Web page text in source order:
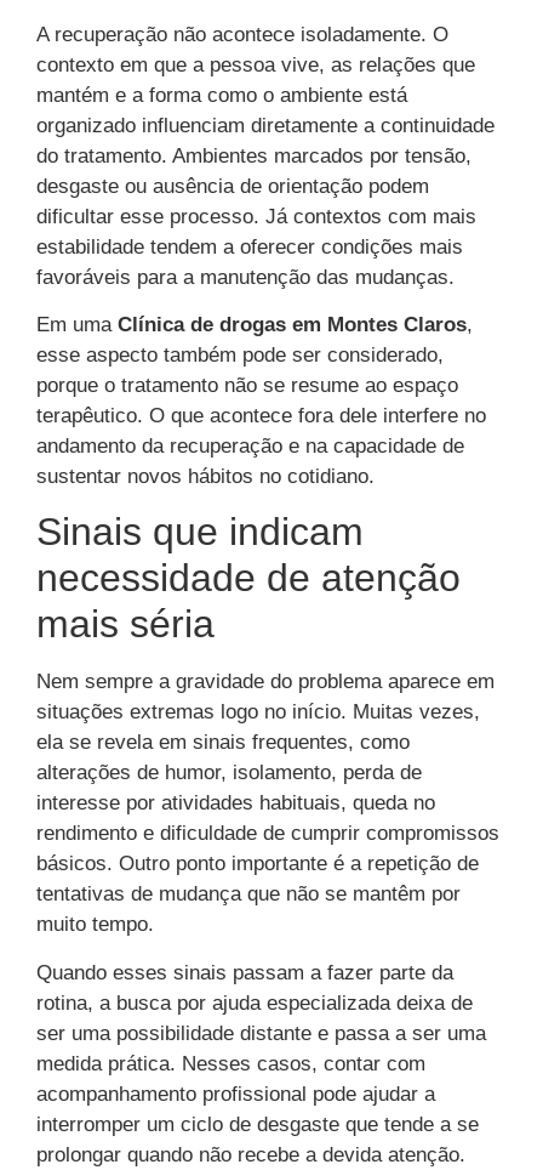
A recuperação não acontece isoladamente. O
contexto em que a pessoa vive, as relações que
mantém e a forma como o ambiente está
organizado influenciam diretamente a continuidade
do tratamento. Ambientes marcados por tensão,
desgaste ou ausência de orientação podem
dificultar esse processo. Já contextos com mais
estabilidade tendem a oferecer condições mais
favoráveis para a manutenção das mudanças.
Em uma Clínica de drogas em Montes Claros,
esse aspecto também pode ser considerado,
porque o tratamento não se resume ao espaço
terapêutico. O que acontece fora dele interfere no
andamento da recuperação e na capacidade de
sustentar novos hábitos no cotidiano.
Sinais que indicam
necessidade de atenção
mais séria
Nem sempre a gravidade do problema aparece em
situações extremas logo no início. Muitas vezes,
ela se revela em sinais frequentes, como
alterações de humor, isolamento, perda de
interesse por atividades habituais, queda no
rendimento e dificuldade de cumprir compromissos
básicos. Outro ponto importante é a repetição de
tentativas de mudança que não se mantêm por
muito tempo.
Quando esses sinais passam a fazer parte da
rotina, a busca por ajuda especializada deixa de
ser uma possibilidade distante e passa a ser uma
medida prática. Nesses casos, contar com
acompanhamento profissional pode ajudar a
interromper um ciclo de desgaste que tende a se
prolongar quando não recebe a devida atenção.